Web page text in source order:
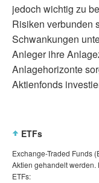
jedoch wichtig zu
Risiken verbunden
Schwankungen
Anleger ihre
Anlagehorizonte
Aktienfonds
ETFs
Exchange-Traded Funds
Aktien gehandelt
ETFs: